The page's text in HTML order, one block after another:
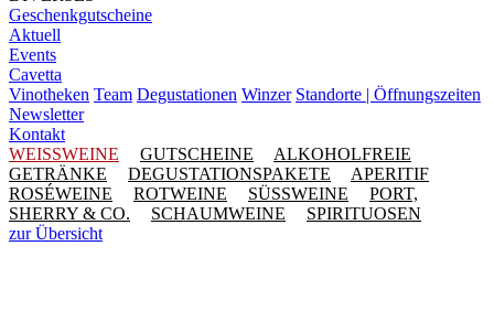
Geschenkgutscheine
Aktuell
Events
Cavetta
Vinotheken Team Degustationen Winzer Standorte | Öffnungszeiten
Newsletter
Kontakt
WEISSWEINE
GUTSCHEINE
ALKOHOLFREIE
GETRÄNKE
DEGUSTATIONSPAKETE
APERITIF
ROSÉWEINE
ROTWEINE SÜSSWEINE
PORT,
SHERRY & CO.
SCHAUMWEINE
SPIRITUOSEN
zur Übersicht